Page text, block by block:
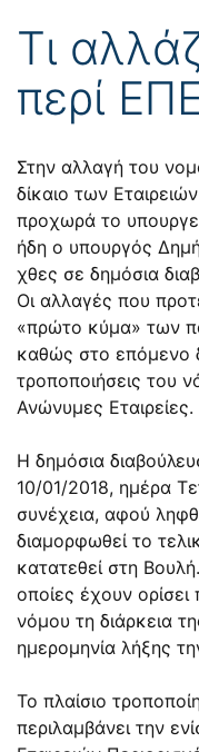
Τι
περί
Στην αλλαγή του
δίκαιο των
προχωρά το
ήδη ο υπουργός
χθες σε δημόσια
Οι αλλαγές που
«πρώτο κύμα» των
καθώς στο επόμενο
τροποποιήσεις του
Ανώνυμες Εταιρείες.
Η δημόσια
10/01/2018, ημέρα
συνέχεια, αφού
διαμορφωθεί το
κατατεθεί στη
οποίες έχουν
νόμου τη διάρκεια
ημερομηνία λήξης
Το πλαίσιο
περιλαμβάνει την